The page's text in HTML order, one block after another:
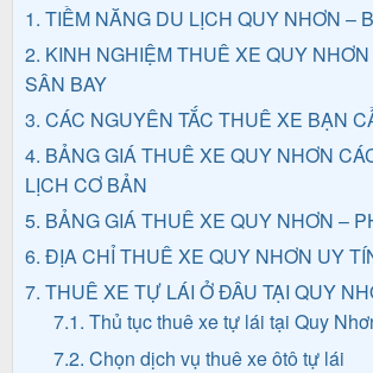
Lịch
khởi
hành
Tin
1. TIỀM NĂNG DU LỊCH QUY NHƠN –
2. KINH NGHIỆM THUÊ XE QUY
SÂN BAY
3. CÁC NGUYÊN TẮC THUÊ XE BẠN
4. BẢNG GIÁ THUÊ XE QUY NHƠN
LỊCH CƠ BẢN
5. BẢNG GIÁ THUÊ XE QUY NHƠN –
6. ĐỊA CHỈ THUÊ XE QUY NHƠN UY
7. THUÊ XE TỰ LÁI Ở ĐÂU TẠI QUY
7.1. Thủ tục thuê xe tự lái tại Quy
7.2. Chọn dịch vụ thuê xe ôtô tự lái